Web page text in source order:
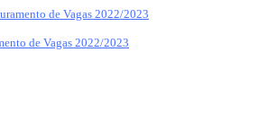
de Vagas 2022/2023
de Vagas 2022/2023